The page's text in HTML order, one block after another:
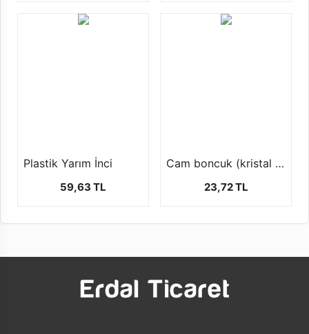
Plastik Yarım İnci
59,63 TL
Cam boncuk (kristal dizi boncuk 1 dizi 42 cm )
23,72 TL